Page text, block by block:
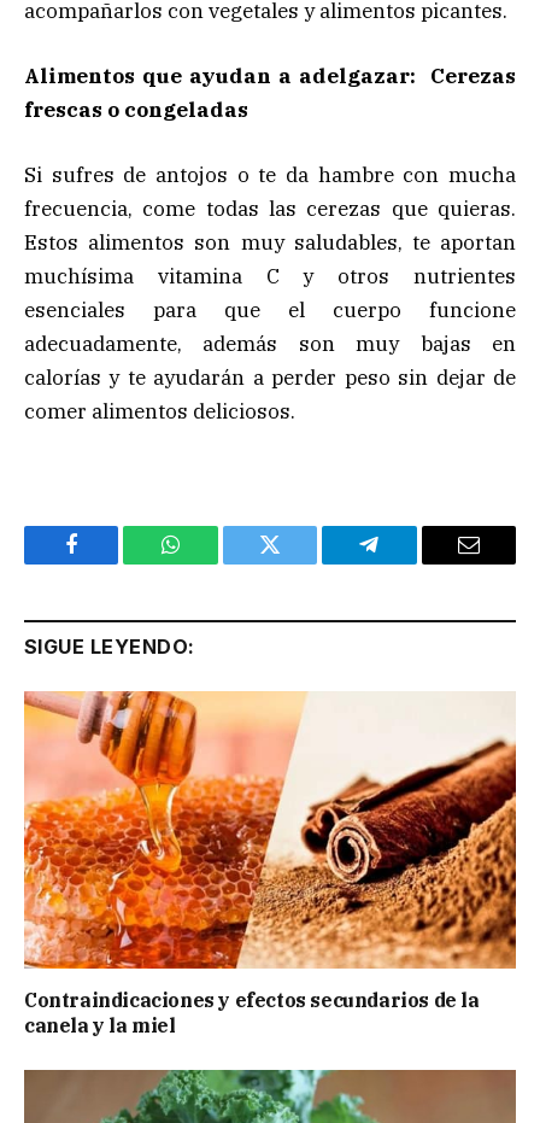
acompañarlos con vegetales y alimentos picantes.
Alimentos que ayudan a adelgazar: Cerezas
frescas o congeladas
Si sufres de antojos o te da hambre con mucha
frecuencia, come todas las cerezas que quieras.
Estos alimentos son muy saludables, te aportan
muchísima vitamina C y otros nutrientes
esenciales para que el cuerpo funcione
adecuadamente, además son muy bajas en
calorías y te ayudarán a perder peso sin dejar de
comer alimentos deliciosos.
Facebook WhatsApp Twitter Telegram Email
SIGUE LEYENDO:
Contraindicaciones y efectos secundarios de la
canela y la miel